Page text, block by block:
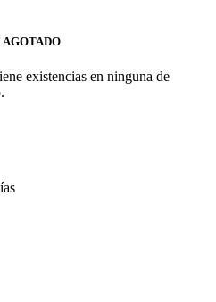
existencias en ninguna de